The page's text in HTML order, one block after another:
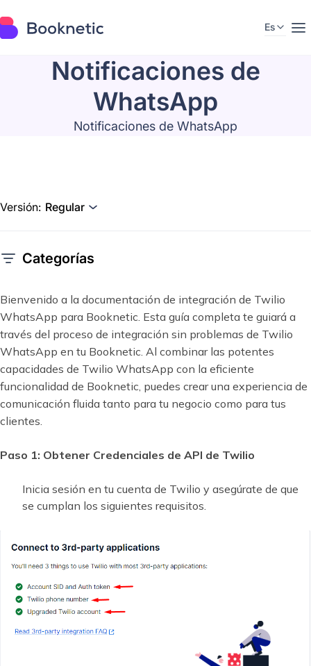
Es
Notificaciones de
WhatsApp
Notificaciones de WhatsApp
Versión: Regular
Categorías
Bienvenido a la documentación de integración de Twilio
WhatsApp para Booknetic. Esta guía completa te guiará a
través del proceso de integración sin problemas de Twilio
WhatsApp en tu Booknetic. Al combinar las potentes
capacidades de Twilio WhatsApp con la eficiente
funcionalidad de Booknetic, puedes crear una experiencia de
comunicación fluida tanto para tu negocio como para tus
clientes.
Paso 1: Obtener Credenciales de API de Twilio
Inicia sesión en tu cuenta de Twilio y asegúrate de que
se cumplan los siguientes requisitos.